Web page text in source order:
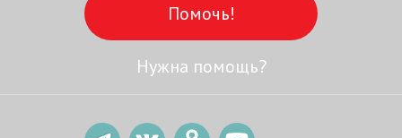
Помочь!
Нужна помощь?